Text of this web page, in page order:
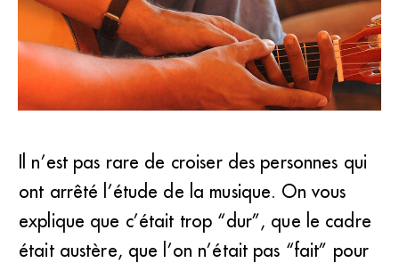
L’incompréhension du pédagogue peut être vécue par
l’élève comme une agression issue de la frustration du
professeur. (DR)
Il n’est pas rare de croiser des personnes qui
ont arrêté l’étude de la musique. On vous
explique que c’était trop “dur”, que le cadre
était austère, que l’on n’était pas “fait” pour